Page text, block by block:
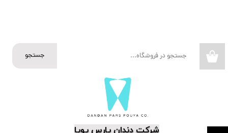
​شرکت دندان پارس پویا
جستجو
تغییر گذر واژه
سفارشات